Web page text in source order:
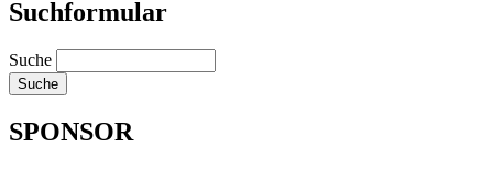
Suchformular
Suche
SPONSOR